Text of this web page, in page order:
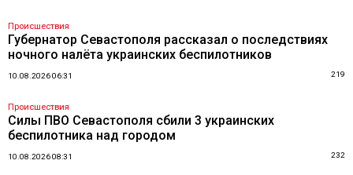
Происшествия
Губернатор Севастополя рассказал о последствиях
ночного налёта украинских беспилотников
10.08.2026 06:31 219
Происшествия
Силы ПВО Севастополя сбили 3 украинских
беспилотника над городом
10.08.2026 08:31 232